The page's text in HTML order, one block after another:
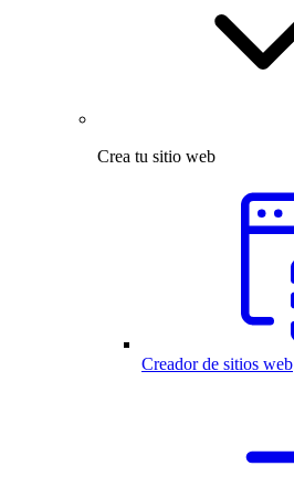
Crea tu sitio web
Creador de sitios web